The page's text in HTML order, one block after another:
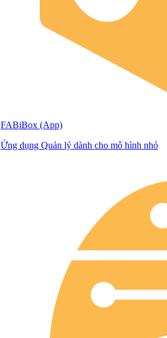
FABiBox (App)
Ứng dụng Quản lý dành cho mô hình nhỏ